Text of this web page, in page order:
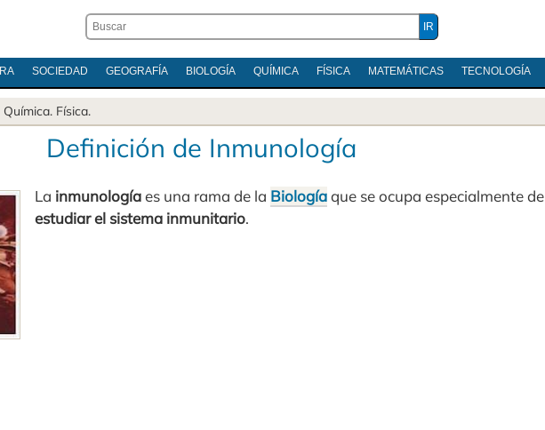
SOCIEDAD GEOGRAFÍA BIOLOGÍA QUÍMICA FÍSICA MATEMÁTICAS TECNOLOGÍA
Química. Física.
Definición de Inmunología
La inmunologíaes una rama de la Biologíaque se ocupa especialmente de
estudiar el sistema inmunitario.